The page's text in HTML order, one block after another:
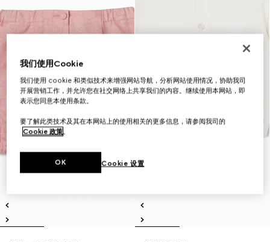
我们使用Cookie
我们使用 cookie 和类似技术来增强网站导航，分析网站使用情况，协助我司
开展营销工作，并允许您在社交网络上共享我们的内容。继续使用本网站，即
表示您同意本使用条款。
要了解此类技术及其在本网站上的使用相关的更多信息，请参阅我司的
Cookie 政策。
Cookie 设置
OK